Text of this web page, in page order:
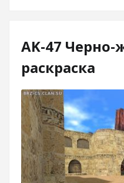
AK-47 Черно-
раскраска